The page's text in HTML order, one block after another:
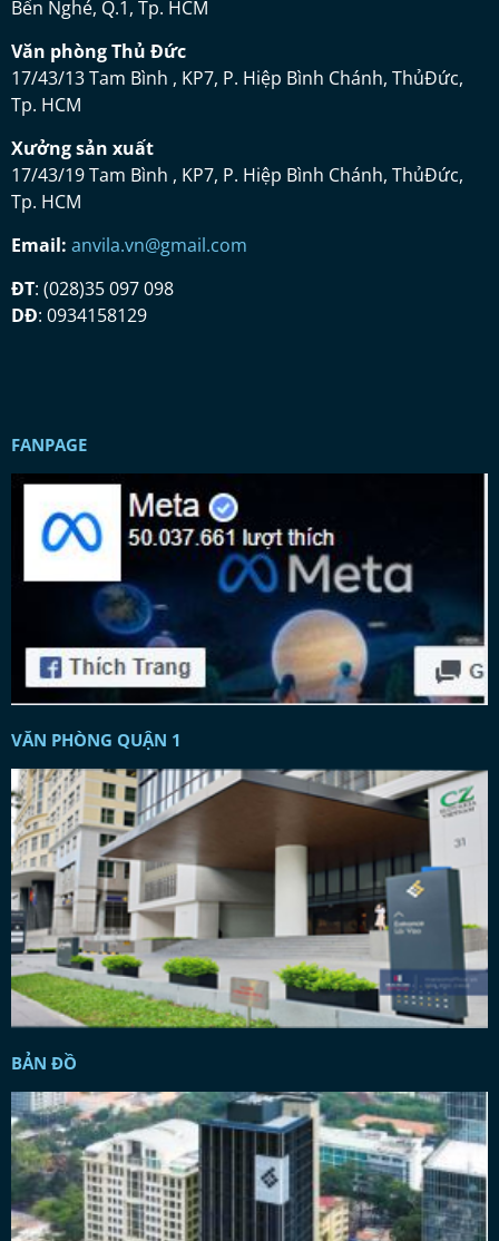
Bến Nghé, Q.1, Tp. HCM
Văn phòng Thủ Đức
17/43/13 Tam Bình , KP7, P. Hiệp Bình Chánh, ThủĐức,
Tp. HCM
Xưởng sản xuất
17/43/19 Tam Bình , KP7, P. Hiệp Bình Chánh, ThủĐức,
Tp. HCM
Email: anvila.vn@gmail.com
ĐT: (028)35 097 098
DĐ: 0934158129
FANPAGE
VĂN PHÒNG QUẬN 1
BẢN ĐỒ